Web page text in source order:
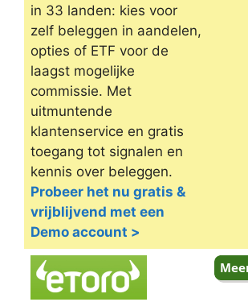
in 33 landen: kies voor
zelf beleggen in aandelen,
opties of ETF voor de
laagst mogelijke
commissie. Met
uitmuntende
klantenservice en gratis
toegang tot signalen en
kennis over beleggen.
Probeer het nu gratis &
vrijblijvend met een
Demo account >